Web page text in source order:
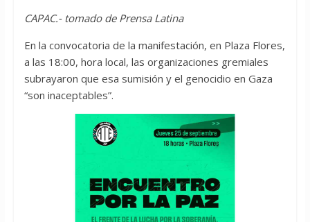
CAPAC.- tomado de Prensa Latina
En la convocatoria de la manifestación, en Plaza Flores,
a las 18:00, hora local, las organizaciones gremiales
subrayaron que esa sumisión y el genocidio en Gaza
“son inaceptables”.